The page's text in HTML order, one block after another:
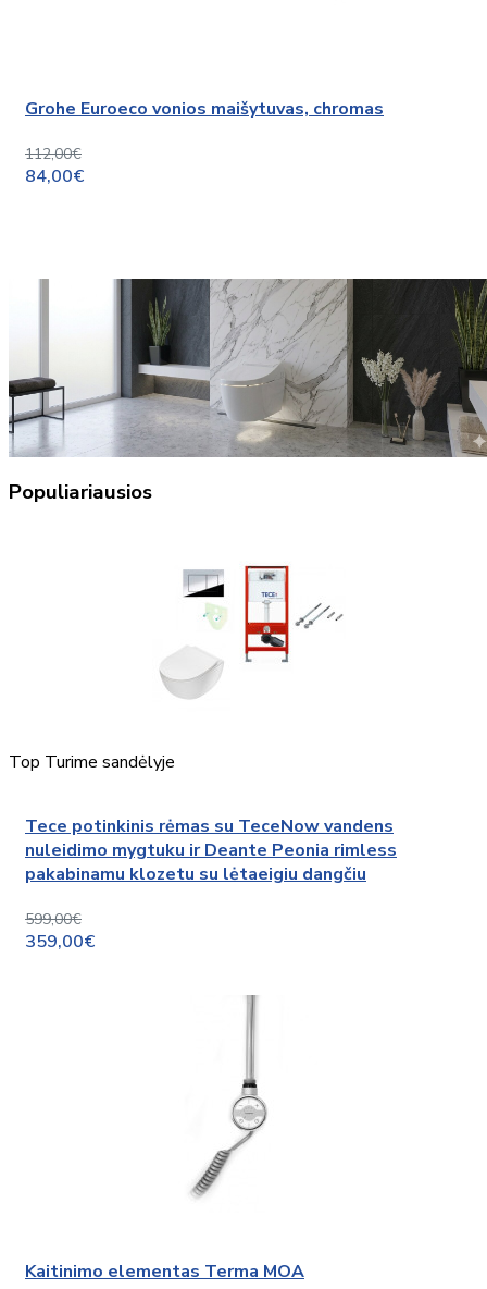
Grohe Euroeco vonios maišytuvas, chromas
112,00€
84,00€
Populiariausios
Top Turime sandėlyje
Tece potinkinis rėmas su TeceNow vandens
nuleidimo mygtuku ir Deante Peonia rimless
pakabinamu klozetu su lėtaeigiu dangčiu
599,00€
359,00€
Kaitinimo elementas Terma MOA